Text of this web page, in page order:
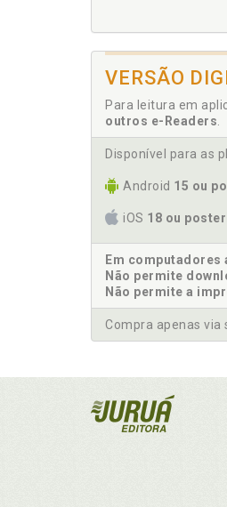
VERSÃO
Para leitura em
outros e-Readers
Disponível para as
Android 15 ou
iOS 18 ou
Em
Não permite
Não permite a
Compra apenas via